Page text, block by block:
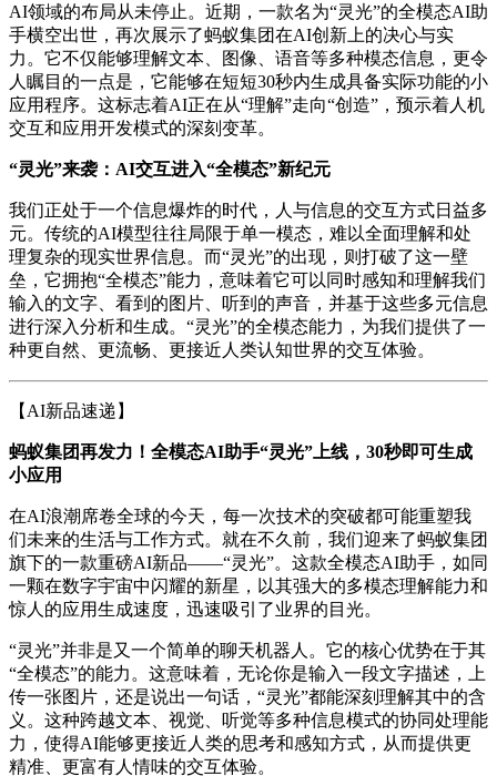
AI领域的布局从未停止。近期，一款名为“灵光”的全模态AI助
手横空出世，再次展示了蚂蚁集团在AI创新上的决心与实
力。它不仅能够理解文本、图像、语音等多种模态信息，更令
人瞩目的一点是，它能够在短短30秒内生成具备实际功能的小
应用程序。这标志着AI正在从“理解”走向“创造”，预示着人机
交互和应用开发模式的深刻变革。
“灵光”来袭：AI交互进入“全模态”新纪元
我们正处于一个信息爆炸的时代，人与信息的交互方式日益多
元。传统的AI模型往往局限于单一模态，难以全面理解和处
理复杂的现实世界信息。而“灵光”的出现，则打破了这一壁
垒，它拥抱“全模态”能力，意味着它可以同时感知和理解我们
输入的文字、看到的图片、听到的声音，并基于这些多元信息
进行深入分析和生成。“灵光”的全模态能力，为我们提供了一
种更自然、更流畅、更接近人类认知世界的交互体验。
【AI新品速递】
蚂蚁集团再发力！全模态AI助手“灵光”上线，30秒即可生成
小应用
在AI浪潮席卷全球的今天，每一次技术的突破都可能重塑我
们未来的生活与工作方式。就在不久前，我们迎来了蚂蚁集团
旗下的一款重磅AI新品——“灵光”。这款全模态AI助手，如同
一颗在数字宇宙中闪耀的新星，以其强大的多模态理解能力和
惊人的应用生成速度，迅速吸引了业界的目光。
“灵光”并非是又一个简单的聊天机器人。它的核心优势在于其
“全模态”的能力。这意味着，无论你是输入一段文字描述，上
传一张图片，还是说出一句话，“灵光”都能深刻理解其中的含
义。这种跨越文本、视觉、听觉等多种信息模式的协同处理能
力，使得AI能够更接近人类的思考和感知方式，从而提供更
精准、更富有人情味的交互体验。